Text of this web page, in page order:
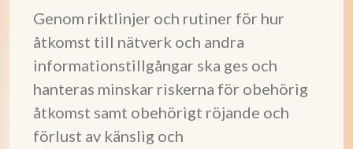
Genom riktlinjer och rutiner för hur
åtkomst till nätverk och andra
informationstillgångar ska ges och
hanteras minskar riskerna för obehörig
åtkomst samt obehörigt röjande och
förlust av känslig och